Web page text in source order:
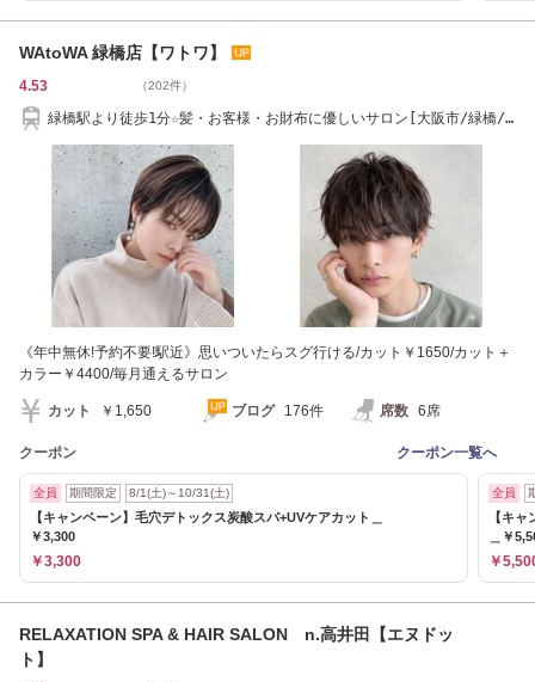
WAtoWA 緑橋店【ワトワ】
4.53 （202件）
緑橋駅より徒歩1分☆髪・お客様・お財布に優しいサロン[大阪市/緑橋/
《年中無休!予約不要!駅近》思いついたらスグ行ける/カット￥1650/カット＋
カラー￥4400/毎月通えるサロン
カット ￥1,650 ブログ 176件 席数 6席
クーポン クーポン一覧へ
全員 期間限定 8/1(土)～10/31(土)
【キャンペーン】毛穴デトックス炭酸スパ+UVケアカット＿
￥3,300
￥3,300
全員
【キ
＿￥
￥
RELAXATION SPA & HAIR SALON n.高井田【エヌドッ
ト】